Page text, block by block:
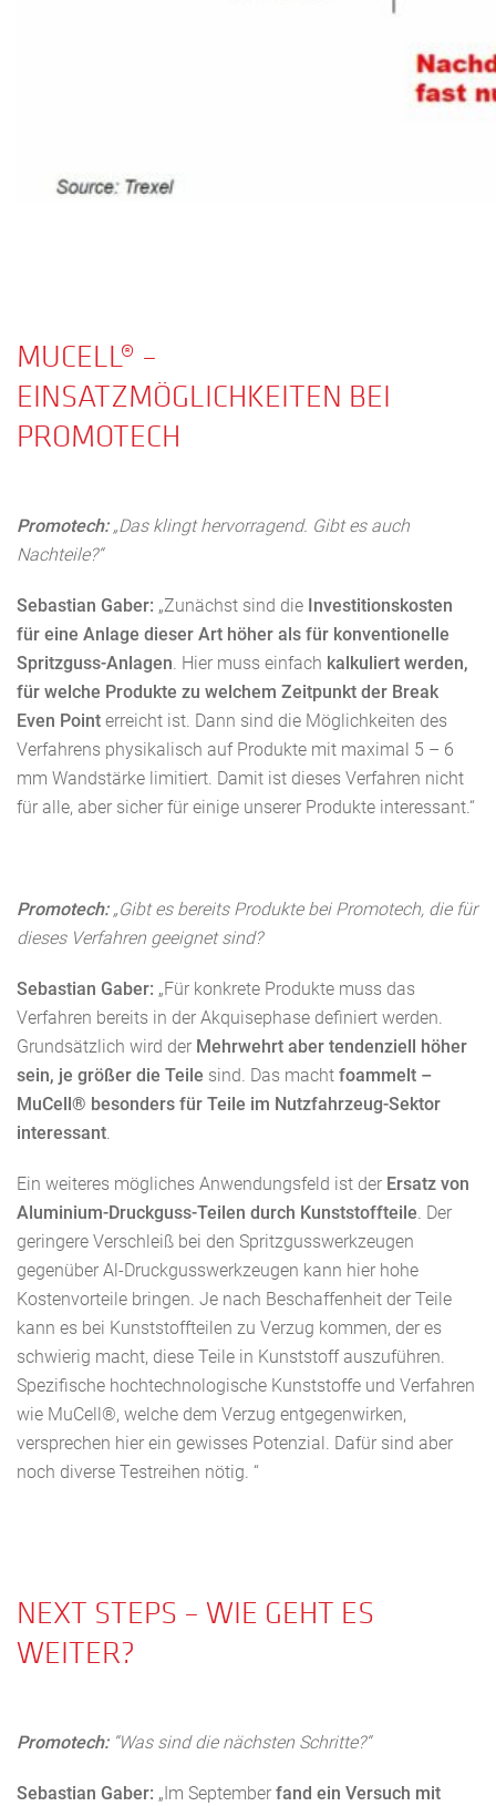
MUCELL® –
EINSATZMÖGLICHKEITEN BEI
PROMOTECH
Promotech:„Das klingt hervorragend. Gibt es auch
Nachteile?“
Sebastian Gaber: „Zunächst sind die Investitionskosten
für eine Anlage dieser Art höher als für konventionelle
Spritzguss-Anlagen. Hier muss einfach kalkuliert werden,
für welche Produkte zu welchem Zeitpunkt der Break
Even Point erreicht ist. Dann sind die Möglichkeiten des
Verfahrens physikalisch auf Produkte mit maximal 5 – 6
mm Wandstärke limitiert. Damit ist dieses Verfahren nicht
für alle, aber sicher für einige unserer Produkte interessant.“
Promotech:„Gibt es bereits Produkte bei Promotech, die für
dieses Verfahren geeignet sind?
Sebastian Gaber: „Für konkrete Produkte muss das
Verfahren bereits in der Akquisephase definiert werden.
Grundsätzlich wird der Mehrwehrt aber tendenziell höher
sein, je größer die Teile sind. Das macht foammelt –
MuCell® besonders für Teile im Nutzfahrzeug-Sektor
interessant.
Ein weiteres mögliches Anwendungsfeld ist der Ersatz von
Aluminium-Druckguss-Teilen durch Kunststoffteile. Der
geringere Verschleiß bei den Spritzgusswerkzeugen
gegenüber Al-Druckgusswerkzeugen kann hier hohe
Kostenvorteile bringen. Je nach Beschaffenheit der Teile
kann es bei Kunststoffteilen zu Verzug kommen, der es
schwierig macht, diese Teile in Kunststoff auszuführen.
Spezifische hochtechnologische Kunststoffe und Verfahren
wie MuCell®, welche dem Verzug entgegenwirken,
versprechen hier ein gewisses Potenzial. Dafür sind aber
noch diverse Testreihen nötig. “
NEXT STEPS – WIE GEHT ES
WEITER?
Promotech:“Was sind die nächsten Schritte?“
Sebastian Gaber: „Im September fand ein Versuch mit